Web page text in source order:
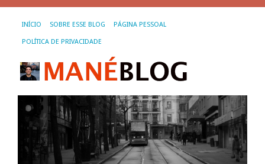
INÍCIO SOBRE ESSE BLOG PÁGINA PESSOAL
POLÍTICA DE PRIVACIDADE